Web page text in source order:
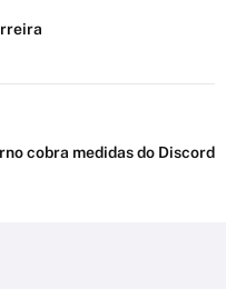
cobra medidas do Discord